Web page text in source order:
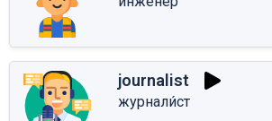
journalist
журнали́ст